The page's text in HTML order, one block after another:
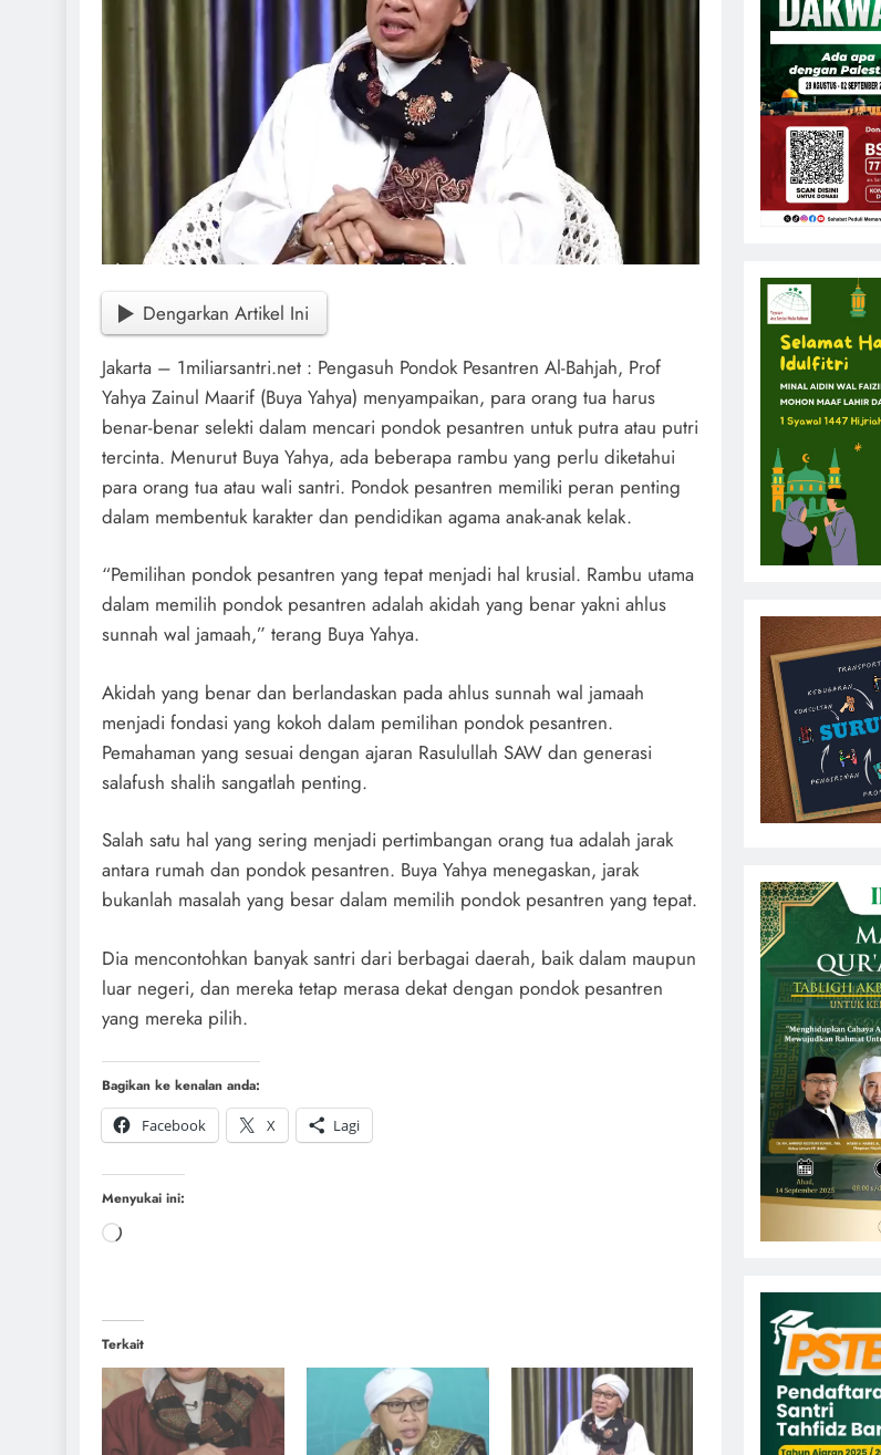
Dengarkan Artikel Ini
Jakarta – 1miliarsantri.net : Pengasuh Pondok Pesantren Al-Bahjah, Prof
Yahya Zainul Maarif (Buya Yahya) menyampaikan, para orang tua harus
benar-benar selekti dalam mencari pondok pesantren untuk putra atau putri
tercinta. Menurut Buya Yahya, ada beberapa rambu yang perlu diketahui
para orang tua atau wali santri. Pondok pesantren memiliki peran penting
dalam membentuk karakter dan pendidikan agama anak-anak kelak.
“Pemilihan pondok pesantren yang tepat menjadi hal krusial. Rambu utama
dalam memilih pondok pesantren adalah akidah yang benar yakni ahlus
sunnah wal jamaah,” terang Buya Yahya.
Akidah yang benar dan berlandaskan pada ahlus sunnah wal jamaah
menjadi fondasi yang kokoh dalam pemilihan pondok pesantren.
Pemahaman yang sesuai dengan ajaran Rasulullah SAW dan generasi
salafush shalih sangatlah penting.
Salah satu hal yang sering menjadi pertimbangan orang tua adalah jarak
antara rumah dan pondok pesantren. Buya Yahya menegaskan, jarak
bukanlah masalah yang besar dalam memilih pondok pesantren yang tepat.
Dia mencontohkan banyak santri dari berbagai daerah, baik dalam maupun
luar negeri, dan mereka tetap merasa dekat dengan pondok pesantren
yang mereka pilih.
Bagikan ke kenalan anda:
Facebook
X Lagi
Menyukai ini:
Terkait